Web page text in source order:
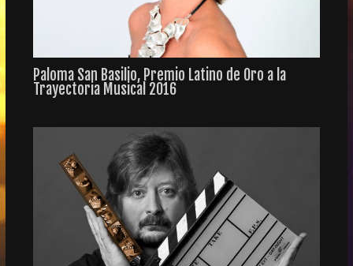
Paloma San Basilio, Premio Latino de Oro a la
Trayectoria Musical 2016